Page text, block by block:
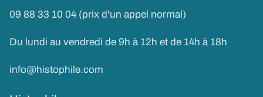
09 88 33 10 04 (prix d'un appel normal)
Du lundi au vendredi de 9h à 12h et de 14h à 18h
info@histophile.com